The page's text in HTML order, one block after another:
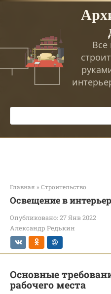
Перейти
Все
Поиск:
Главная » Строительство
Освещение в
Опубликовано: 27 Янв 2022
Александр Редькин
Основные
рабочего места